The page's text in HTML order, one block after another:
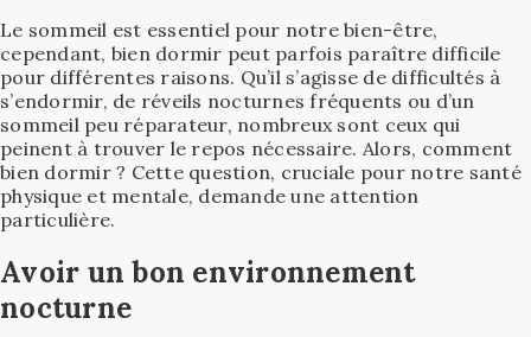
Le sommeil est essentiel pour notre bien-être,
cependant, bien dormir peut parfois paraître difficile
pour différentes raisons. Qu’il s’agisse de difficultés à
s’endormir, de réveils nocturnes fréquents ou d’un
sommeil peu réparateur, nombreux sont ceux qui
peinent à trouver le repos nécessaire. Alors, comment
bien dormir ? Cette question, cruciale pour notre santé
physique et mentale, demande une attention
particulière.
Avoir un bon environnement
nocturne